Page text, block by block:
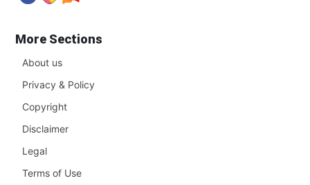
More Sections
About us
Privacy & Policy
Copyright
Disclaimer
Legal
Terms of Use